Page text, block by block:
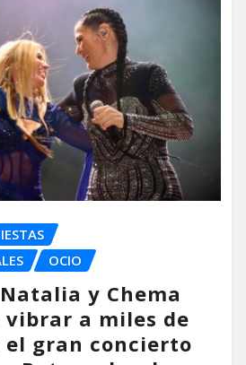
OCIO
y Chema
vibrar a miles de
el gran concierto